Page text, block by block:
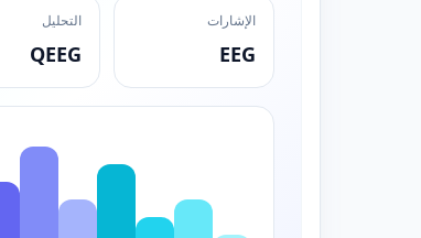
الإشارات
EEG
التحليل
QEEG